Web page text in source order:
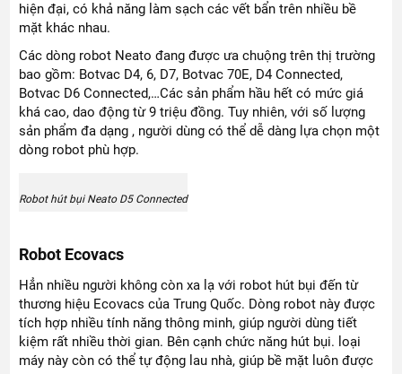
hiện đại, có khả năng làm sạch các vết bẩn trên nhiều bề
mặt khác nhau.
Các dòng robot Neato đang được ưa chuộng trên thị trường
bao gồm: Botvac D4, 6, D7, Botvac 70E, D4 Connected,
Botvac D6 Connected,…Các sản phẩm hầu hết có mức giá
khá cao, dao động từ 9 triệu đồng. Tuy nhiên, với số lượng
sản phẩm đa dạng , người dùng có thể dễ dàng lựa chọn một
dòng robot phù hợp.
Robot hút bụi Neato D5 Connected
Robot Ecovacs
Hẳn nhiều người không còn xa lạ với robot hút bụi đến từ
thương hiệu Ecovacs của Trung Quốc. Dòng robot này được
tích hợp nhiều tính năng thông minh, giúp người dùng tiết
kiệm rất nhiều thời gian. Bên cạnh chức năng hút bụi. loại
máy này còn có thể tự động lau nhà, giúp bề mặt luôn được